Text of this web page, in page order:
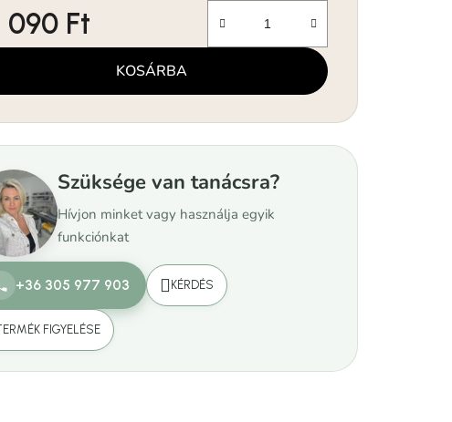
090 Ft
KOSÁRBA
Szüksége van tanácsra?
Hívjon minket vagy használja egyik
funkciónkat
+36 305 977 903 KÉRDÉS
FIGYELÉSE